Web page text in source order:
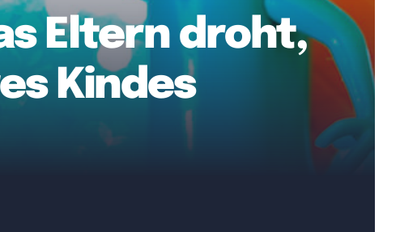
Eltern droht,
Kindes